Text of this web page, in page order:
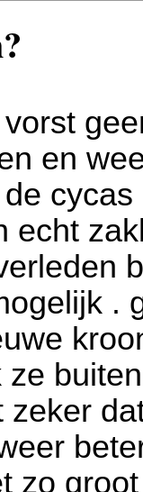
en
echt
.
ze
zeker
zo